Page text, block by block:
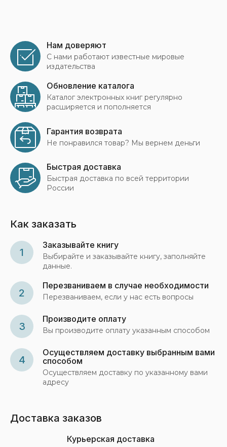
Нам доверяют
С нами работают известные мировые
издательства
Обновление каталога
Каталог электронных книг регулярно
расширяется и пополняется
Гарантия возврата
Не понравился товар? Мы вернем деньги
Быстрая доставка
Быстрая доставка по всей территории
России
Как заказать
1
Заказывайте книгу
Выбирайте и заказывайте книгу, заполняйте
данные.
2
Перезваниваем в случае необходимости
Перезваниваем, если у нас есть вопросы
3
Производите оплату
Вы производите оплату указанным способом
4
Осуществляем доставку выбранным вами
способом
Осуществляем доставку по указанному вами
адресу
Доставка заказов
Курьерская доставка